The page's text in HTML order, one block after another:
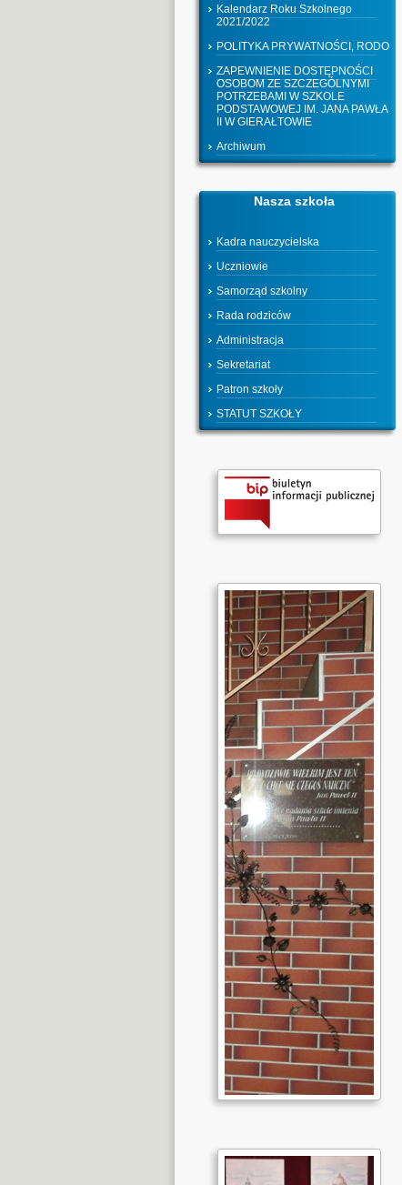
Kalendarz Roku Szkolnego
2021/2022
POLITYKA PRYWATNOŚCI, RODO
ZAPEWNIENIE DOSTĘPNOŚCI
OSOBOM ZE SZCZEGÓLNYMI
POTRZEBAMI W SZKOLE
PODSTAWOWEJ IM. JANA PAWŁA
II W GIERAŁTOWIE
Archiwum
Nasza szkoła
Kadra nauczycielska
Uczniowie
Samorząd szkolny
Rada rodziców
Administracja
Sekretariat
Patron szkoły
STATUT SZKOŁY